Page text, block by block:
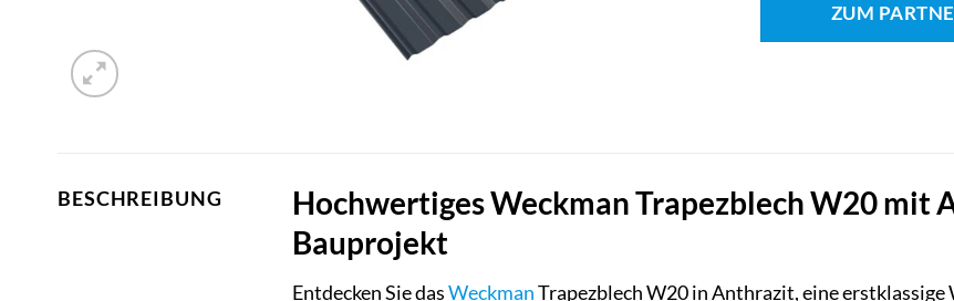
ZUM
BESCHREIBUNG
Hochwertiges Weckman Trapezblech W20 mit
Bauprojekt
Entdecken Sie dasWeckmanTrapezblech W20 in Anthrazit, eine